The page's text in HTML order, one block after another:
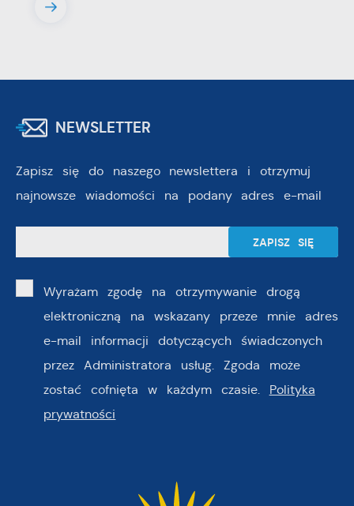
NEWSLETTER
Zapisz się do naszego newslettera i otrzymuj
najnowsze wiadomości na podany adres e-mail
Wyrażam zgodę na otrzymywanie drogą
elektroniczną na wskazany przeze mnie adres
e-mail informacji dotyczących świadczonych
przez Administratora usług. Zgoda może
zostać cofnięta w każdym czasie. Polityka
prywatności